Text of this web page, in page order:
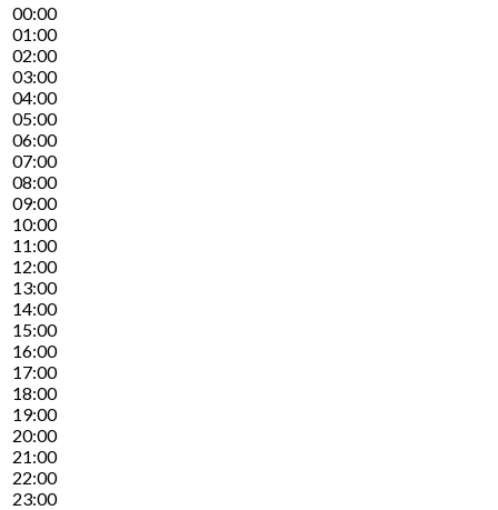
00:00
01:00
02:00
03:00
04:00
05:00
06:00
07:00
08:00
09:00
10:00
11:00
12:00
13:00
14:00
15:00
16:00
17:00
18:00
19:00
20:00
21:00
22:00
23:00